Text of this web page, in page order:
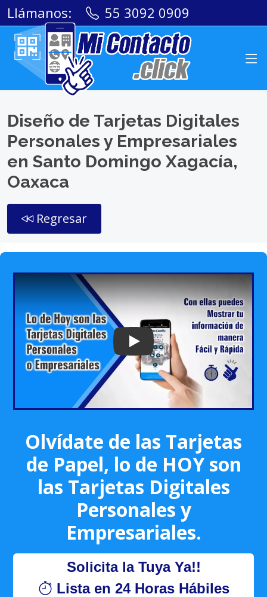
Llámanos: 55 3092 0909
Diseño de Tarjetas Digitales
Personales y Empresariales
en Santo Domingo Xagacía,
Oaxaca
Regresar
Play: Keynote (Google I/O '18)
Olvídate de las Tarjetas
de Papel, lo de HOY son
las Tarjetas Digitales
Personales y
Empresariales.
Solicita la Tuya Ya!!
Lista en 24 Horas Hábiles